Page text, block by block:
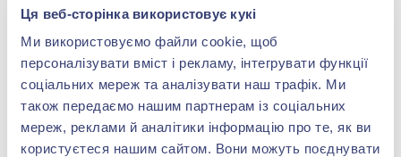
Ця веб-сторінка використовує кукі
Ми використовуємо файли cookie, щоб
персоналізувати вміст і рекламу, інтегрувати функції
соціальних мереж та аналізувати наш трафік. Ми
також передаємо нашим партнерам із соціальних
мереж, реклами й аналітики інформацію про те, як ви
користуєтеся нашим сайтом. Вони можуть поєднувати
Купити
-53% -56%